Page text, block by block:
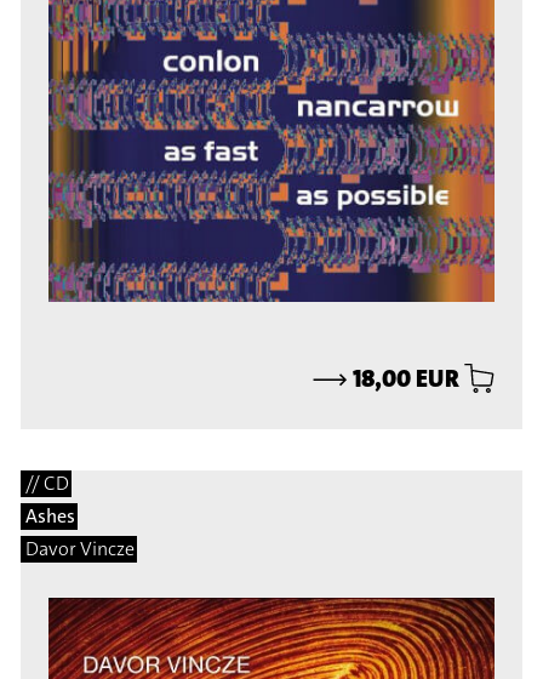
⟶18,00 EUR
// CD
Ashes
Davor Vincze